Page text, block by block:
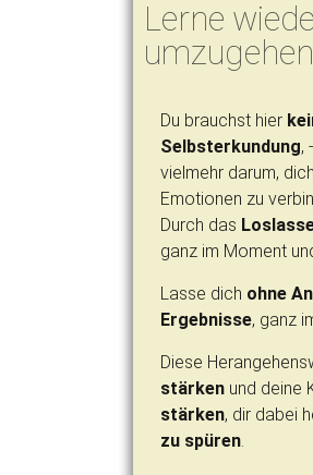
Lerne
Du brauchst hier
Selbsterkundung,
vielmehr darum, dich
Emotionen zu
Durch das
ganz im Moment
Lasse dich ohne
Ergebnisse, ganz
Diese
stärken und deine
stärken, dir dabei
zu spüren